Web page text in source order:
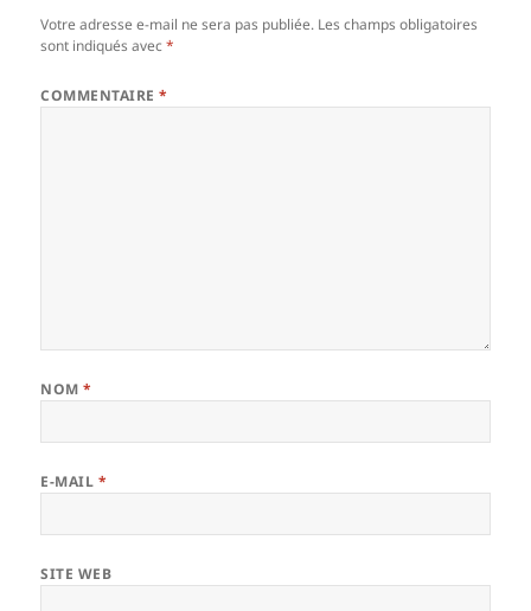
Votre adresse e-mail ne sera pas publiée. Les champs obligatoires
sont indiqués avec*
COMMENTAIRE*
NOM*
E-MAIL *
SITE WEB